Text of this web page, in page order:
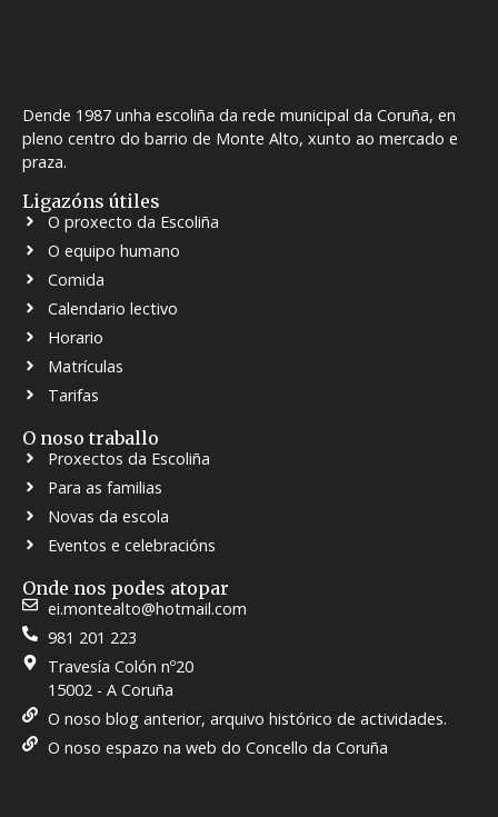
Dende 1987 unha escoliña da rede municipal da Coruña, en
pleno centro do barrio de Monte Alto, xunto ao mercado e
praza.
Ligazóns útiles
O proxecto da Escoliña
O equipo humano
Comida
Calendario lectivo
Horario
Matrículas
Tarifas
O noso traballo
Proxectos da Escoliña
Para as familias
Novas da escola
Eventos e celebracións
Onde nos podes atopar
ei.montealto@hotmail.com
981 201 223
Travesía Colón nº20
15002 - A Coruña
O noso blog anterior, arquivo histórico de actividades.
O noso espazo na web do Concello da Coruña